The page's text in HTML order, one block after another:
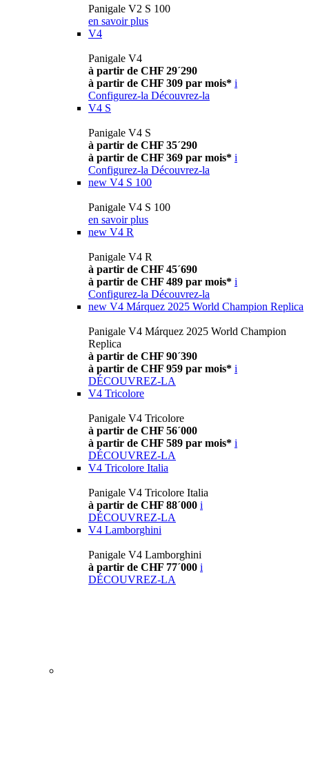
Panigale V2 S 100
en savoir plus
V4
Panigale V4
à partir de CHF 29´290
à partir de CHF 309 par mois* i
Configurez-la Découvrez-la
V4 S
Panigale V4 S
à partir de CHF 35´290
à partir de CHF 369 par mois* i
Configurez-la Découvrez-la
new V4 S 100
Panigale V4 S 100
en savoir plus
new V4 R
Panigale V4 R
à partir de CHF 45´690
à partir de CHF 489 par mois* i
Configurez-la Découvrez-la
new V4 Márquez 2025 World Champion Replica
Panigale V4 Márquez 2025 World Champion
Replica
à partir de CHF 90´390
à partir de CHF 959 par mois* i
DÉCOUVREZ-LA
V4 Tricolore
Panigale V4 Tricolore
à partir de CHF 56´000
à partir de CHF 589 par mois* i
DÉCOUVREZ-LA
V4 Tricolore Italia
Panigale V4 Tricolore Italia
à partir de CHF 88´000 i
DÉCOUVREZ-LA
V4 Lamborghini
Panigale V4 Lamborghini
à partir de CHF 77´000 i
DÉCOUVREZ-LA